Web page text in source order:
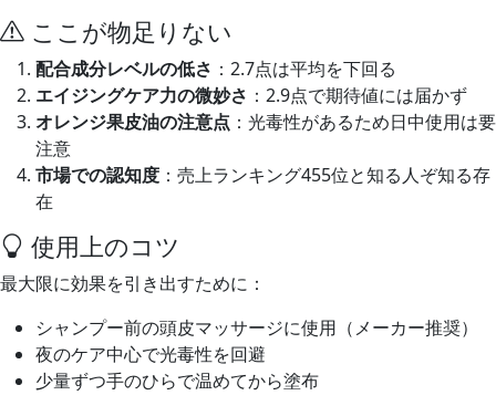
ここが物足りない
配合成分レベルの低さ ：2.7点は平均を下回る
エイジングケア力の微妙さ ：2.9点で期待値には届かず
オレンジ果皮油の注意点 ：光毒性があるため日中使用は要
注意
市場での認知度 ：売上ランキング455位と知る人ぞ知る存
在
使用上のコツ
最大限に効果を引き出すために：
シャンプー前の頭皮マッサージに使用（メーカー推奨）
夜のケア中心で光毒性を回避
少量ずつ手のひらで温めてから塗布